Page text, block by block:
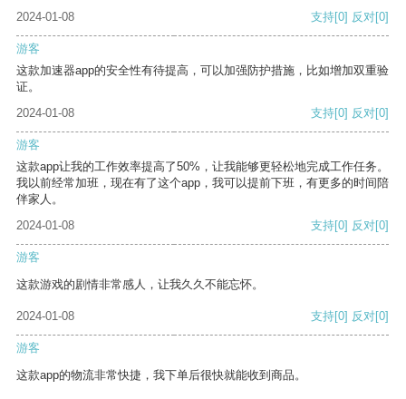
2024-01-08 支持[0] 反对[0]
游客
这款加速器app的安全性有待提高，可以加强防护措施，比如增加双重验
证。
2024-01-08
支持[0] 反对[0]
游客
这款app让我的工作效率提高了50%，让我能够更轻松地完成工作任务。
我以前经常加班，现在有了这个app，我可以提前下班，有更多的时间陪
伴家人。
2024-01-08
支持[0] 反对[0]
游客
这款游戏的剧情非常感人，让我久久不能忘怀。
2024-01-08 支持[0] 反对[0]
游客
这款app的物流非常快捷，我下单后很快就能收到商品。